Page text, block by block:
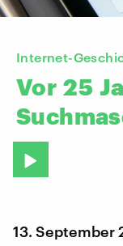
Internet-
Vor 25
13. September